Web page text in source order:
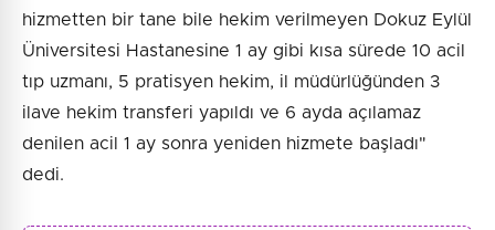
hizmetten bir tane bile hekim verilmeyen Dokuz Eylül
Üniversitesi Hastanesine 1 ay gibi kısa sürede 10 acil
tıp uzmanı, 5 pratisyen hekim, il müdürlüğünden 3
ilave hekim transferi yapıldı ve 6 ayda açılamaz
denilen acil 1 ay sonra yeniden hizmete başladı"
dedi.